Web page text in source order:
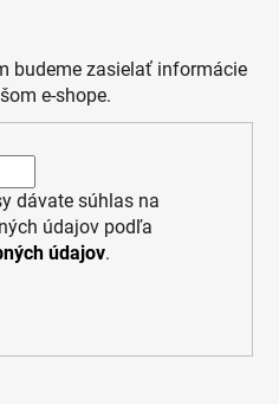
budeme zasielať informácie
e-shope.
dávate súhlas na
údajov podľa
údajov.